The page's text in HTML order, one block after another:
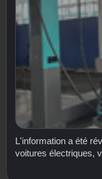
L'information a été
voitures électriques,